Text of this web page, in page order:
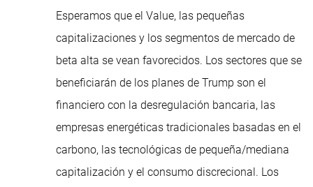
Esperamos que el Value, las pequeñas
capitalizaciones y los segmentos de mercado de
beta alta se vean favorecidos. Los sectores que se
beneficiarán de los planes de Trump son el
financiero con la desregulación bancaria, las
empresas energéticas tradicionales basadas en el
carbono, las tecnológicas de pequeña/mediana
capitalización y el consumo discrecional. Los